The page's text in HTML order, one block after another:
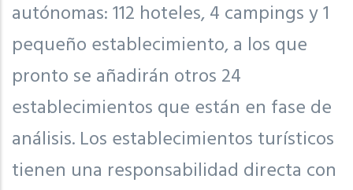
autónomas: 112 hoteles, 4 campings y 1
pequeño establecimiento, a los que
pronto se añadirán otros 24
establecimientos que están en fase de
análisis. Los establecimientos turísticos
tienen una responsabilidad directa con